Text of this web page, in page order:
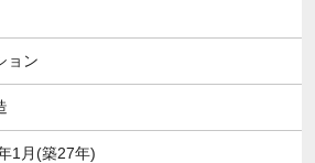
ョン
1月(築27年)